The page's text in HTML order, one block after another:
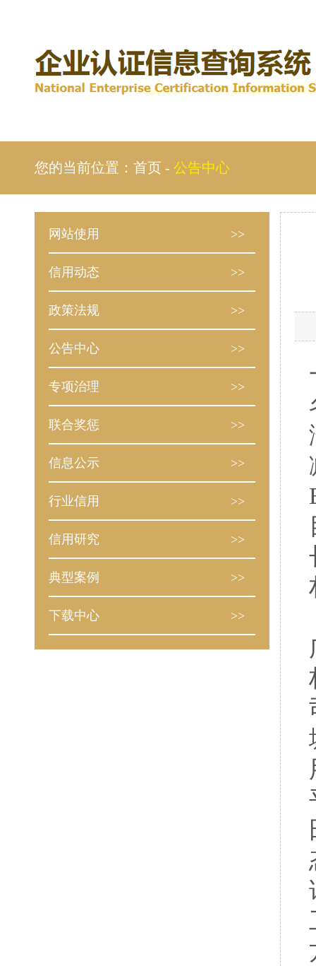
您的当前位置： 首页 - 公告中心
网站使用 >>
信用动态 >>
政策法规 >>
公告中心 >>
专项治理 >>
联合奖惩 >>
信息公示 >>
行业信用 >>
信用研究 >>
典型案例 >>
下载中心 >>